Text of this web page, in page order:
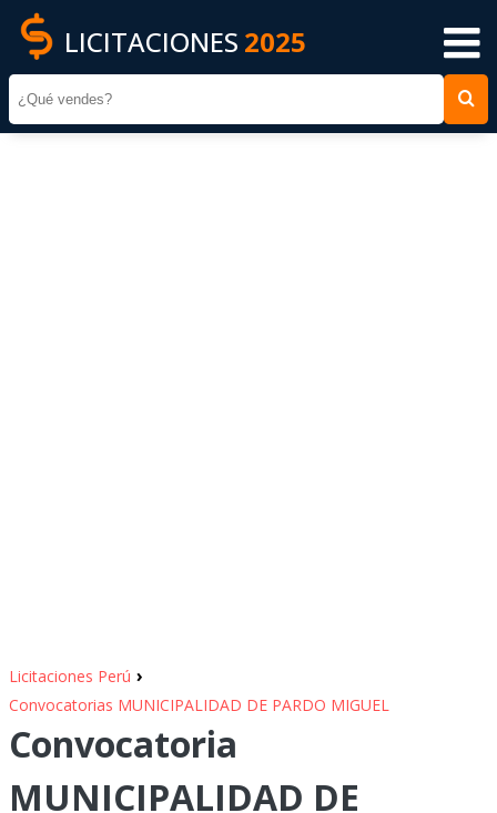
LICITACIONES 2025
Licitaciones Perú ›
Convocatorias MUNICIPALIDAD DE PARDO MIGUEL
Convocatoria
MUNICIPALIDAD DE